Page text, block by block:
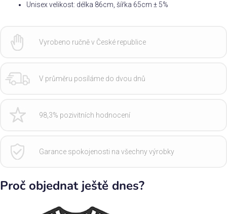
Unisex velikost: délka 86cm, šířka 65cm ± 5%
Vyrobeno ručně v České republice
V průměru posíláme do dvou dnů
98,3% pozivitních hodnocení
Garance spokojenosti na všechny výrobky
Proč objednat ještě dnes?